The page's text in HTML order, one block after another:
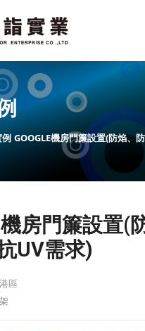
例 GOOGLE機房門簾設置(防焰、
房門簾設置(
UV需求)
區